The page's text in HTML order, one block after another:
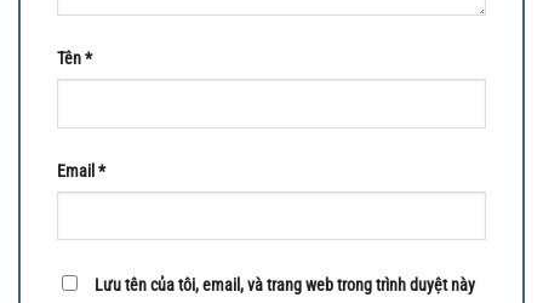
Tên*
Email *
Lưu tên của tôi, email, và trang web trong trình duyệt này